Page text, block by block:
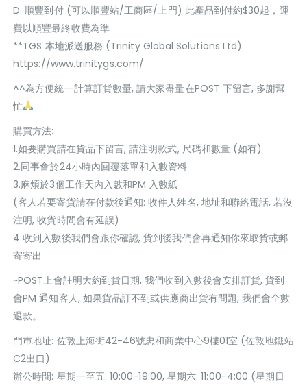
D. 順豐到付 (可以順豐站/工商區/上門) 此產品到付約$30起，運
費以順豐最終收費為準
**TGS 本地派送服務 (Trinity Global Solutions Ltd)
https://www.trinitygs.com/
^^為方便統一計算訂貨數量, 請大家盡量在POST 下留言, 多謝幫
忙
購買方法:
1.如要購買請在貨品下留言, 請注明款式, 尺碼和數量 (如有)
2.同事會於24小時內回覆落單和入數資料
3.麻煩於3個工作天內入數和PM 入數紙
(客人若要寄貨請在付款後通知: 收件人姓名, 地址和聯絡電話, 若沒
注明, 收貨時間會有延誤)
4 收到入數後我們會跟你確認, 貨到後我們會再通知你來取貨或郵
寄寄出
~POST上會註明大約到貨日期, 我們收到入數後會安排訂貨, 貨到
會PM 通知客人, 如果貨品訂不到或供應商出貨有問題, 我們會全數
退款。
門巿地址: 佐敦上海街42-46號忠和商業中心9樓01室 (佐敦地鐵站
C2出口)
辦公時間: 星期一至五: 10:00-19:00, 星期六: 11:00-4:00 (星期日